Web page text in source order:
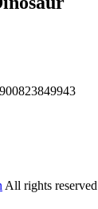
All rights reserved